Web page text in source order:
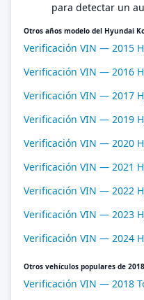
para detectar un
Otros años modelo del Hyundai
Verificación VIN — 2015
Verificación VIN — 2016
Verificación VIN — 2017
Verificación VIN — 2019
Verificación VIN — 2020
Verificación VIN — 2021
Verificación VIN — 2022
Verificación VIN — 2023
Verificación VIN — 2024
Otros vehículos populares de 2018
Verificación VIN — 2018